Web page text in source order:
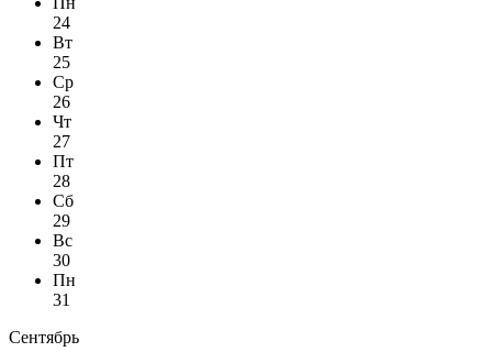
24
Вт
25
Ср
26
Чт
27
Пт
28
Сб
29
Вс
30
Пн
31
Сентябрь